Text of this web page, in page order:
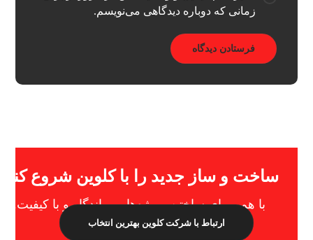
زمانی که دوباره دیدگاهی می‌نویسم.
ساخت و ساز جدید را با کلوین شروع کنید
با هم، برای ساختن پروژه‌هایی ماندگار و با کیفیت.
ارتباط با شرکت کلوین بهترین انتخاب